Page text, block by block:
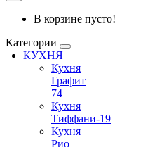
В корзине пусто!
Категории
КУХНЯ
Кухня
Графит
74
Кухня
Тиффани-19
Кухня
Рио